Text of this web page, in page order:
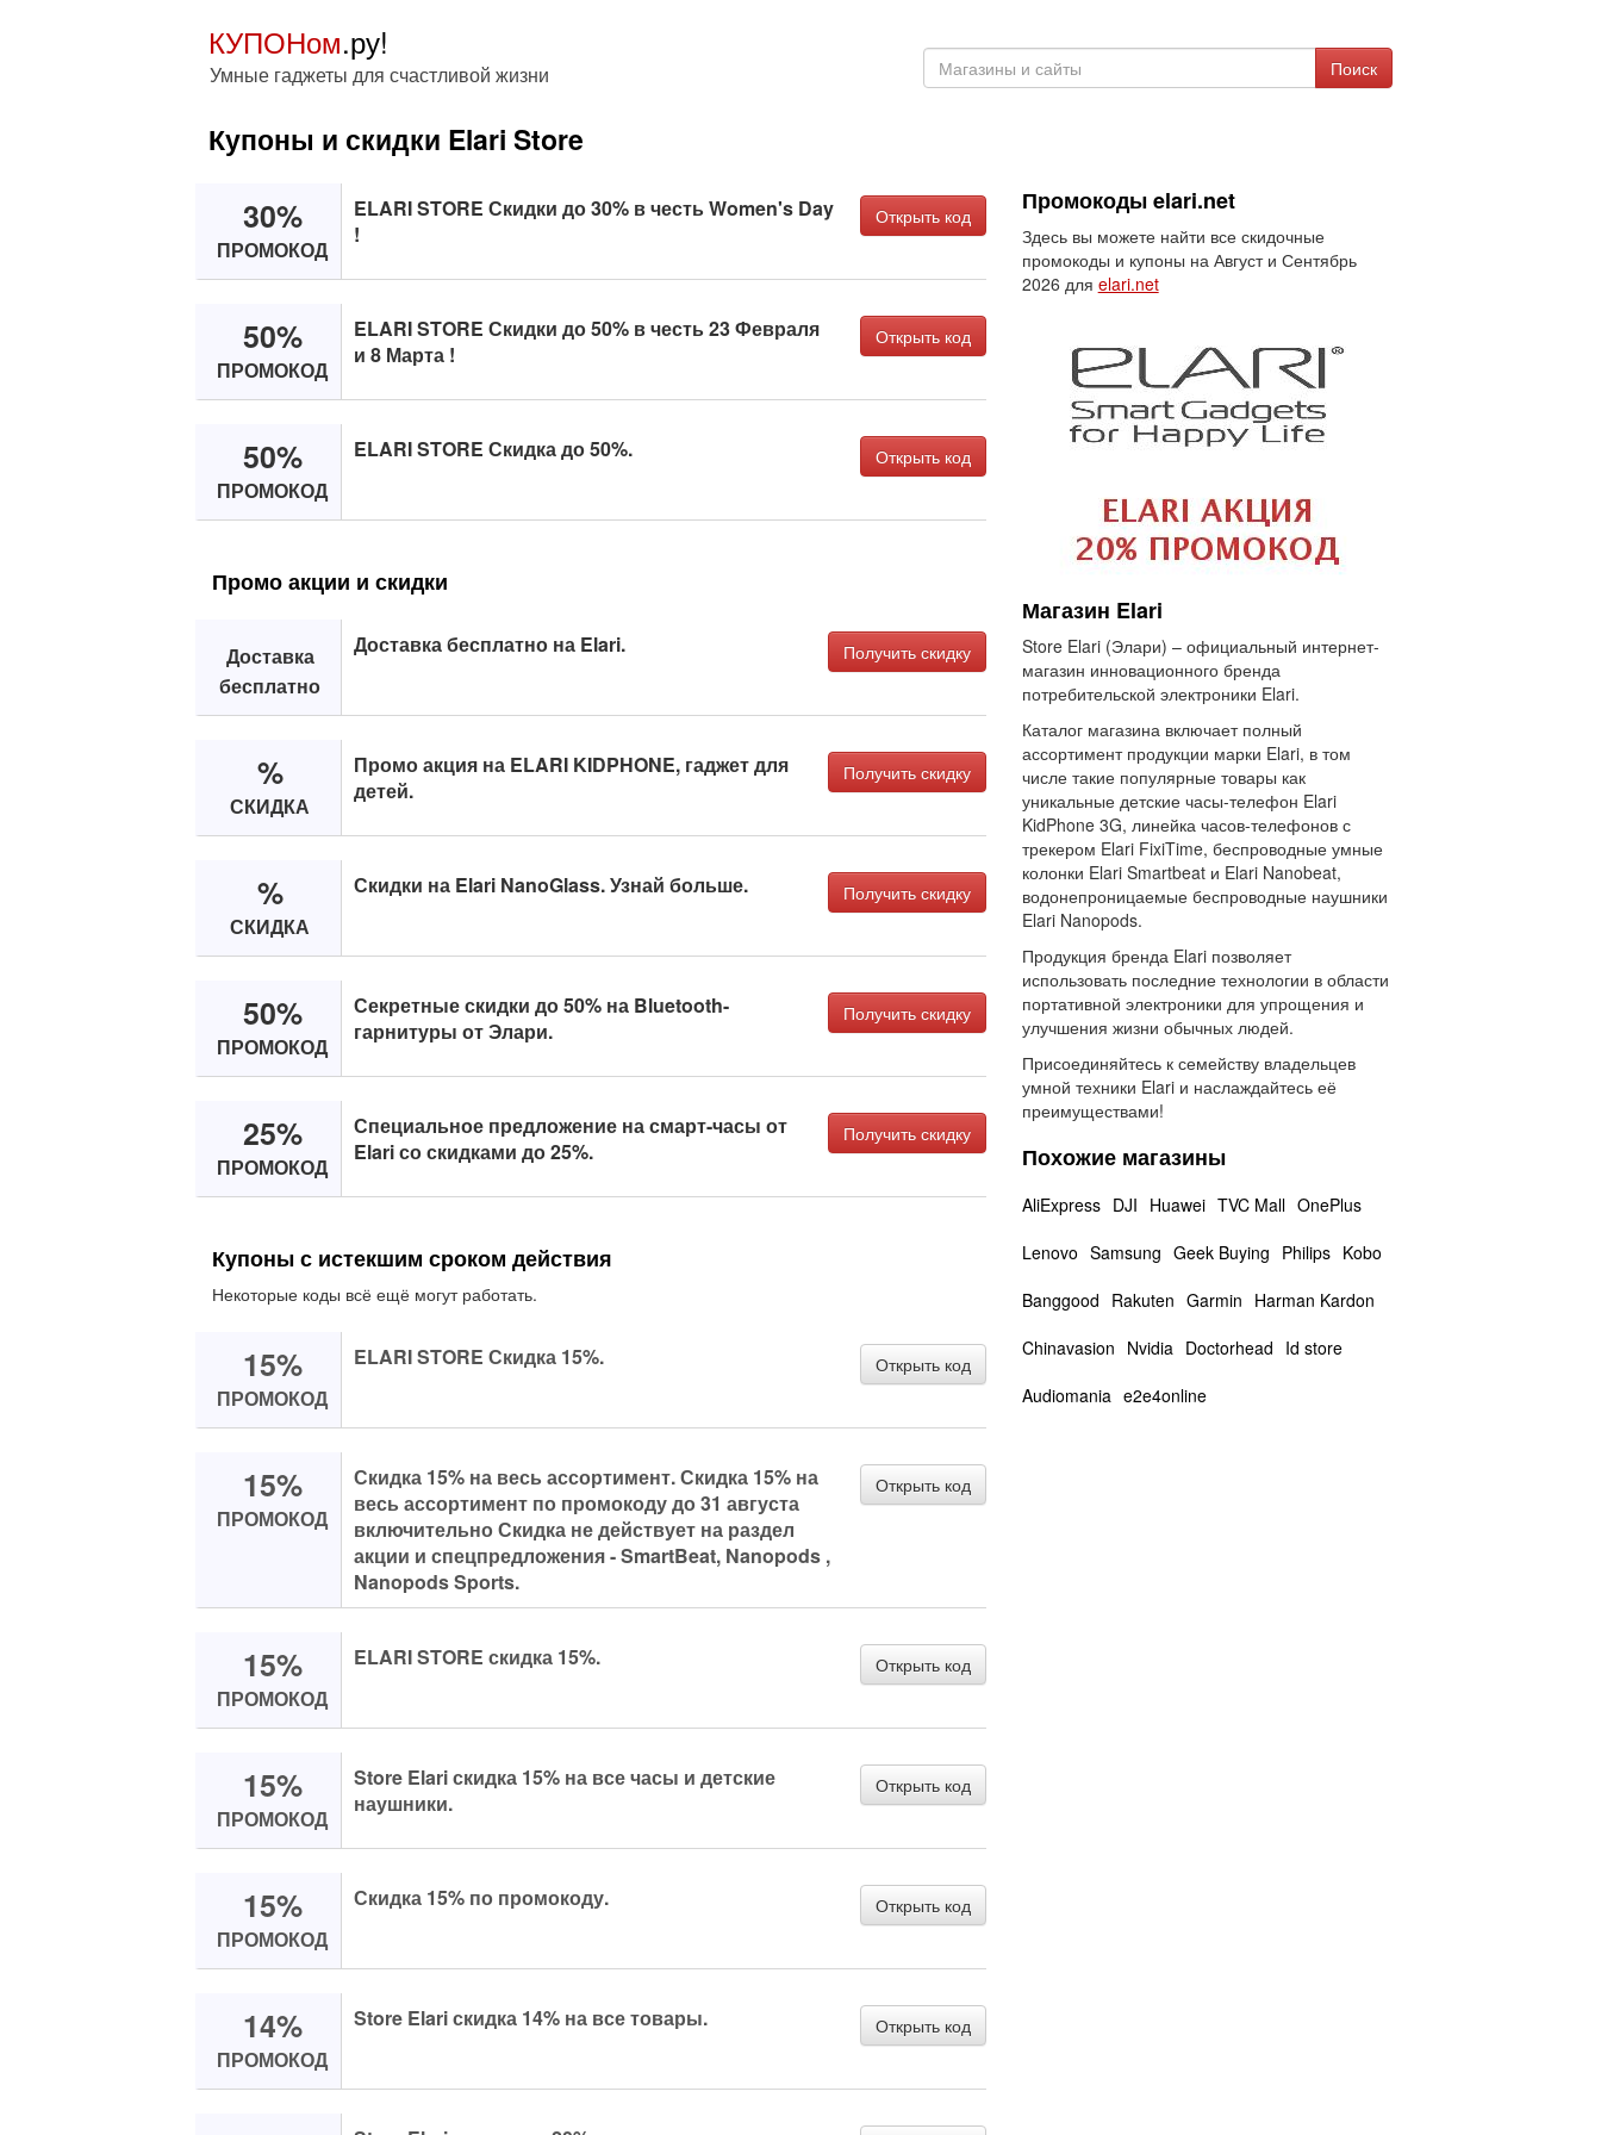
КУПОНом.ру!
Умные гаджеты для счастливой жизни Поиск
Купоны и скидки Elari Store
30%
ПРОМОКОД
ELARI STORE Скидки до 30% в честь Women's Day
!
Открыть код
50%
ПРОМОКОД
ELARI STORE Скидки до 50% в честь 23 Февраля
и 8 Марта !
Открыть код
50%
ПРОМОКОД
ELARI STORE Скидка до 50%. Открыть код
Промо акции и скидки
Доставка
бесплатно
Доставка бесплатно на Elari. Получить скидку
%
СКИДКА
Промо акция на ELARI KIDPHONE, гаджет для
детей.
Получить скидку
%
СКИДКА
Скидки на Elari NanoGlass. Узнай больше. Получить скидку
50%
ПРОМОКОД
Секретные скидки до 50% на Bluetooth-
гарнитуры от Элари.
Получить скидку
25%
ПРОМОКОД
Специальное предложение на смарт-часы от
Elari со скидками до 25%.
Получить скидку
Купоны с истекшим сроком действия
Некоторые коды всё ещё могут работать.
15%
ПРОМОКОД
ELARI STORE Скидка 15%. Открыть код
15%
ПРОМОКОД
Скидка 15% на весь ассортимент. Скидка 15% на
весь ассортимент по промокоду до 31 августа
включительно Скидка не действует на раздел
акции и спецпредложения - SmartBeat, Nanopods ,
Nanopods Sports.
Открыть код
15%
ПРОМОКОД
ELARI STORE скидка 15%. Открыть код
15%
ПРОМОКОД
Store Elari скидка 15% на все часы и детские
наушники.
Открыть код
15%
ПРОМОКОД
Скидка 15% по промокоду. Открыть код
14%
ПРОМОКОД
Store Elari скидка 14% на все товары. Открыть код
Промокоды elari.net
Здесь вы можете найти все скидочные
промокоды и купоны на Август и Сентябрь
2026 для elari.net
Магазин Elari
Store Elari (Элари) – официальный интернет-
магазин инновационного бренда
потребительской электроники Elari.
Каталог магазина включает полный
ассортимент продукции марки Elari, в том
числе такие популярные товары как
уникальные детские часы-телефон Elari
KidPhone 3G, линейка часов-телефонов с
трекером Elari FixiTime, беспроводные умные
колонки Elari Smartbeat и Elari Nanobeat,
водонепроницаемые беспроводные наушники
Elari Nanopods.
Продукция бренда Elari позволяет
использовать последние технологии в области
портативной электроники для упрощения и
улучшения жизни обычных людей.
Присоединяйтесь к семейству владельцев
умной техники Elari и наслаждайтесь её
преимуществами!
Похожие магазины
AliExpress DJI Huawei TVC Mall OnePlus
Lenovo Samsung Geek Buying Philips Kobo
Banggood Rakuten Garmin Harman Kardon
Chinavasion Nvidia Doctorhead Id store
Audiomania e2e4online